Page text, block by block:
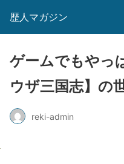
歴人マガジン
ゲームでもやっ
ウザ三国志】の
reki-admin